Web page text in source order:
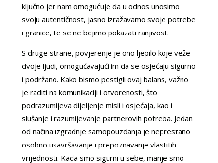
ključno jer nam omogućuje da u odnos unosimo
svoju autentičnost, jasno izražavamo svoje potrebe
i granice, te se ne bojimo pokazati ranjivost.
S druge strane, povjerenje je ono ljepilo koje veže
dvoje ljudi, omogućavajući im da se osjećaju sigurno
i podržano. Kako bismo postigli ovaj balans, važno
je raditi na komunikaciji i otvorenosti, što
podrazumijeva dijeljenje misli i osjećaja, kao i
slušanje i razumijevanje partnerovih potreba. Jedan
od načina izgradnje samopouzdanja je neprestano
osobno usavršavanje i prepoznavanje vlastitih
vrijednosti. Kada smo sigurni u sebe, manje smo